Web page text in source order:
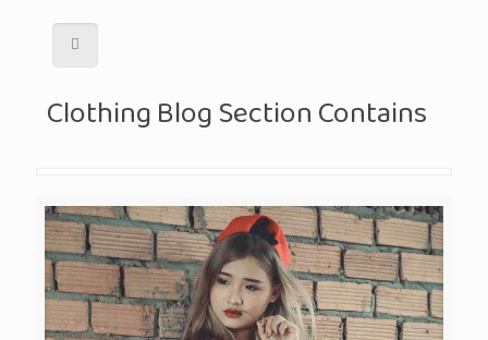
Clothing Blog Section Contains